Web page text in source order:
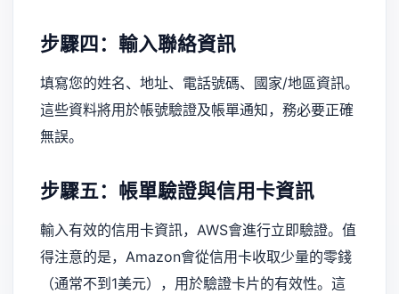
步驟四：輸入聯絡資訊
填寫您的姓名、地址、電話號碼、國家/地區資訊。
這些資料將用於帳號驗證及帳單通知，務必要正確
無誤。
步驟五：帳單驗證與信用卡資訊
輸入有效的信用卡資訊，AWS會進行立即驗證。值
得注意的是，Amazon會從信用卡收取少量的零錢
（通常不到1美元），用於驗證卡片的有效性。這